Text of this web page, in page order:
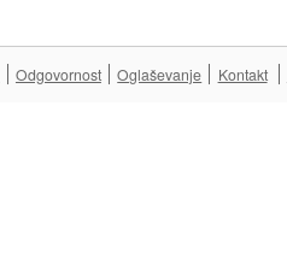
Odgovornost Oglaševanje Kontakt